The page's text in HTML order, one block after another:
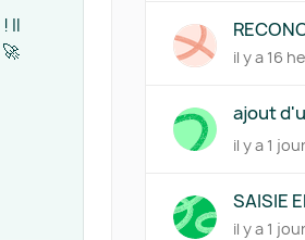
Il
il y a 16
ajout
il y a 1
SAISIE
il y a 1